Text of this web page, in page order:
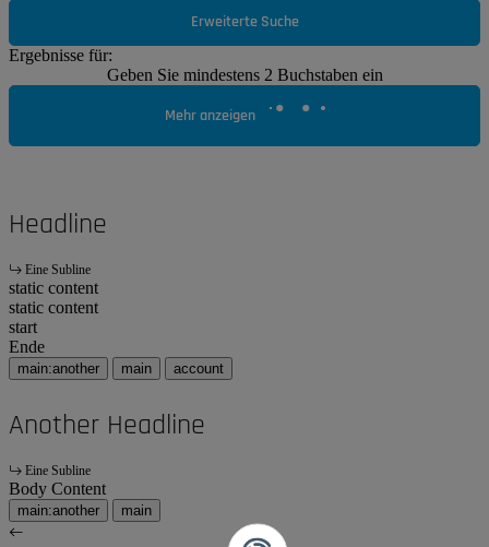
Erweiterte Suche
Ergebnisse für:
Geben Sie mindestens 2 Buchstaben ein
Mehr anzeigen
Headline
Eine Subline
static content
static content
start
Ende
main:another main account
Another Headline
Eine Subline
Body Content
main:another main